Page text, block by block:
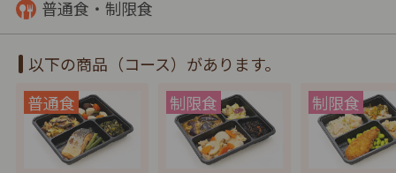
普通食・制限食
以下の商品（コース）があります。